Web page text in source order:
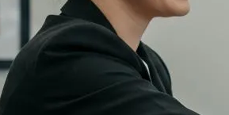
ファクタリング
ファクタリングとは？仕組み・メ
リット・注意点と...